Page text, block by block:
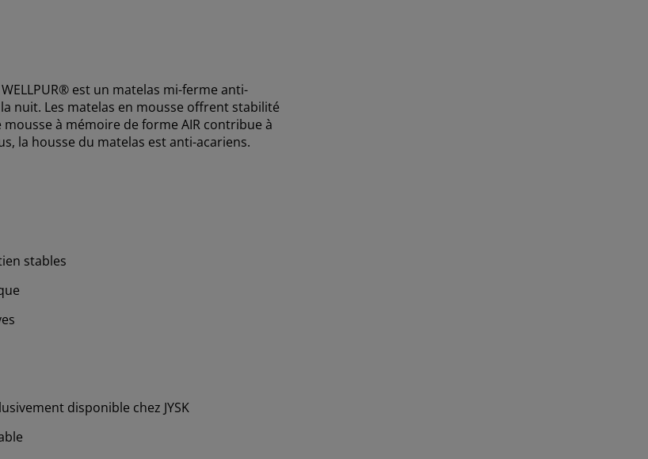
est un matelas mi-ferme anti-
nuit. Les matelas en mousse offrent stabilité
à mémoire de forme AIR contribue à
la housse du matelas est anti-acariens.
stables
disponible chez JYSK